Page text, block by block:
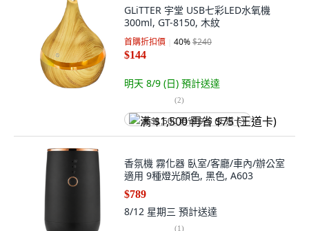
GLiTTER 宇堂 USB七彩LED水氧機
300ml, GT-8150, 木紋
首購折扣價 40%$240
$144
明天 8/9 (日) 預計送達
(2)
满 $1,500 再省 $75 (王道卡)
香氛機 霧化器 臥室/客廳/車內/辦公室
適用 9種燈光顏色, 黑色, A603
$789
8/12 星期三 預計送達
(1)